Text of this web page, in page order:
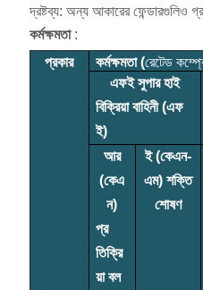
দ্রষ্টব্য: অন্য আকারের ফেন্ডারগুলিও
কর্মক্ষমতা:
প্রকার
কর্মক্ষমতা (রেটেড
এফই সুপার হাই
বিক্রিয়া বাহিনী (এফ
ই)
আর
(কেএ
ন)
প্র
তিক্রি
য়া বল
ই (কেএন-
এম) শক্তি
শোষণ